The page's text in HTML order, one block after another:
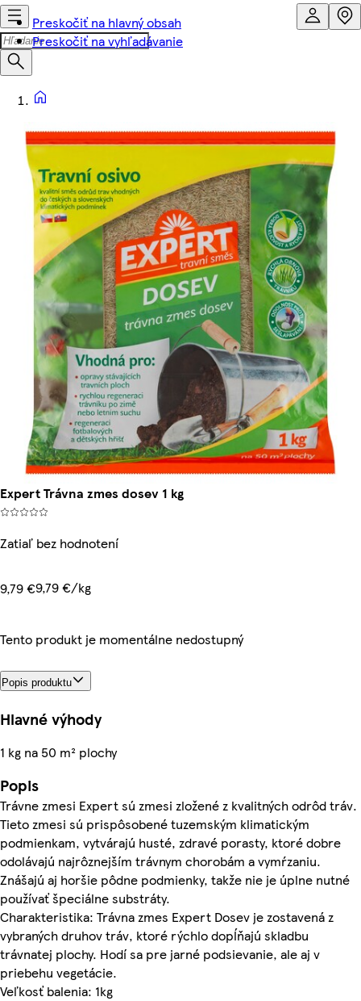
Preskočiť na hlavný obsah
Preskočiť na vyhľadávanie
Expert Trávna zmes dosev 1 kg
Zatiaľ bez hodnotení
9,79 €9,79 €/kg
Tento produkt je momentálne nedostupný
Popis produktu
Hlavné výhody
1 kg na 50 m² plochy
Popis
Trávne zmesi Expert sú zmesi zložené z kvalitných odrôd tráv.
Tieto zmesi sú prispôsobené tuzemským klimatickým
podmienkam, vytvárajú husté, zdravé porasty, ktoré dobre
odolávajú najrôznejším trávnym chorobám a vymŕzaniu.
Znášajú aj horšie pôdne podmienky, takže nie je úplne nutné
používať špeciálne substráty.
Charakteristika: Trávna zmes Expert Dosev je zostavená z
vybraných druhov tráv, ktoré rýchlo dopĺňajú skladbu
trávnatej plochy. Hodí sa pre jarné podsievanie, ale aj v
priebehu vegetácie.
Veľkosť balenia: 1kg